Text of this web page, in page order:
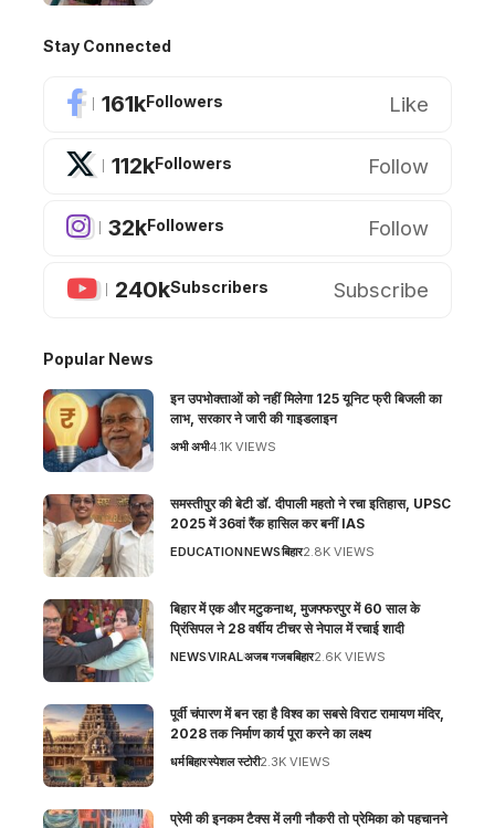
Stay Connected
161kFollowers Like
112kFollowers Follow
32kFollowers Follow
240kSubscribers Subscribe
Popular News
इन उपभोक्ताओं को नहीं मिलेगा 125 यूनिट फ्री बिजली का
लाभ, सरकार ने जारी की गाइडलाइन
अभी अभी4.1K VIEWS
समस्तीपुर की बेटी डॉ. दीपाली महतो ने रचा इतिहास, UPSC
2025 में 36वां रैंक हासिल कर बनीं IAS
EDUCATIONNEWSबिहार2.8K VIEWS
बिहार में एक और मटुकनाथ, मुजफ्फरपुर में 60 साल के
प्रिंसिपल ने 28 वर्षीय टीचर से नेपाल में रचाई शादी
NEWSVIRALअजब गजबबिहार2.6K VIEWS
पूर्वी चंपारण में बन रहा है विश्व का सबसे विराट रामायण मंदिर,
2028 तक निर्माण कार्य पूरा करने का लक्ष्य
धर्मबिहारस्पेशल स्टोरी2.3K VIEWS
प्रेमी की इनकम टैक्स में लगी नौकरी तो प्रेमिका को पहचानने